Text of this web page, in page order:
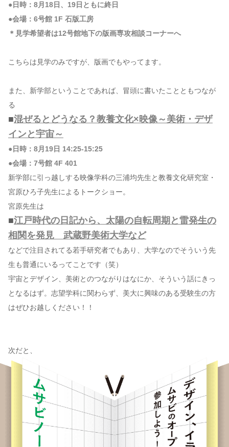
●日時：8月18日、19日ともに終日
●会場：6号館 1F 石版工房
＊見学希望者は12号館地下の版画専攻相談コーナーへ
こちらは見学のみですが、版画でもやってます。
また、新学部ということであれば、冒頭に書いたことともつなが
る
■混ぜるとどうなる？教養文化×映像～美術・デザ
インと宇宙～
●日時：8月19日 14:25-15:25
●会場：7号館 4F 401
新学部に引っ越しする映像学科の三浦均先生と教養文化研究室・
宮原ひろ子先生によるトークショー。
宮原先生は
■江戸時代の日記から、太陽の自転周期と雷発生の
相関を発見 武蔵野美術大学など
などで注目されてる若手研究者でもあり、大学なのでそういう先
生も普通にいるってことです（笑）
宇宙とデザイン、美術とのつながりはなにか、そういう話にきっ
となるはず。志望学科に関わらず、美大に興味のある受験生の方
はぜひお越しください！！
次だと、